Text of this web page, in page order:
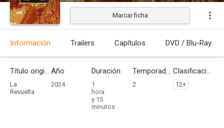
Marcar ficha
Información Trailers Capítulos DVD / Blu-Ray
Título original
La
Revuelta
Año
2024
Duración
1
hora
y 15
minutos
Temporadas
2
Clasificación por edades
12+